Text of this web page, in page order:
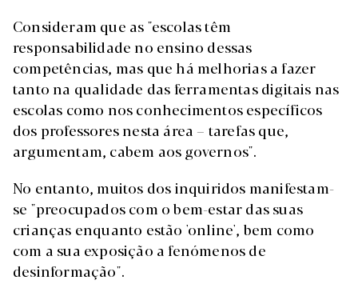
Consideram que as "escolas têm
responsabilidade no ensino dessas
competências, mas que há melhorias a fazer
tanto na qualidade das ferramentas digitais nas
escolas como nos conhecimentos específicos
dos professores nesta área – tarefas que,
argumentam, cabem aos governos".
No entanto, muitos dos inquiridos manifestam-
se "preocupados com o bem-estar das suas
crianças enquanto estão 'online', bem como
com a sua exposição a fenómenos de
desinformação".